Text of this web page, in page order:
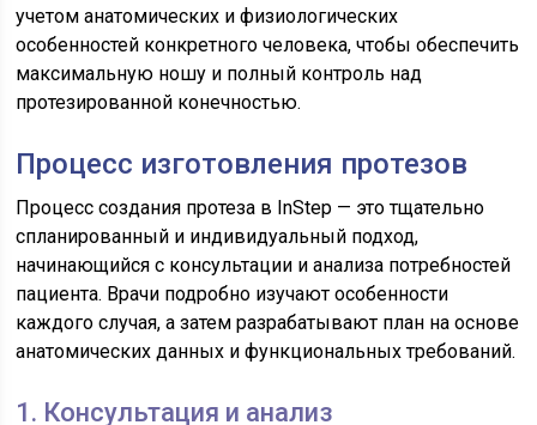
учетом анатомических и физиологических
особенностей конкретного человека, чтобы обеспечить
максимальную ношу и полный контроль над
протезированной конечностью.
Процесс изготовления протезов
Процесс создания протеза в InStep — это тщательно
спланированный и индивидуальный подход,
начинающийся с консультации и анализа потребностей
пациента. Врачи подробно изучают особенности
каждого случая, а затем разрабатывают план на основе
анатомических данных и функциональных требований.
1. Консультация и анализ